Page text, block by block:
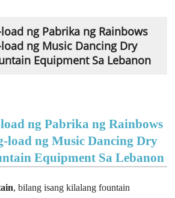
ng Pabrika ng Rainbows
ng Music Dancing Dry
Equipment Sa Lebanon
ng Pabrika ng Rainbows
load ng Music Dancing Dry
Equipment Sa Lebanon
, bilang isang kilalang fountain